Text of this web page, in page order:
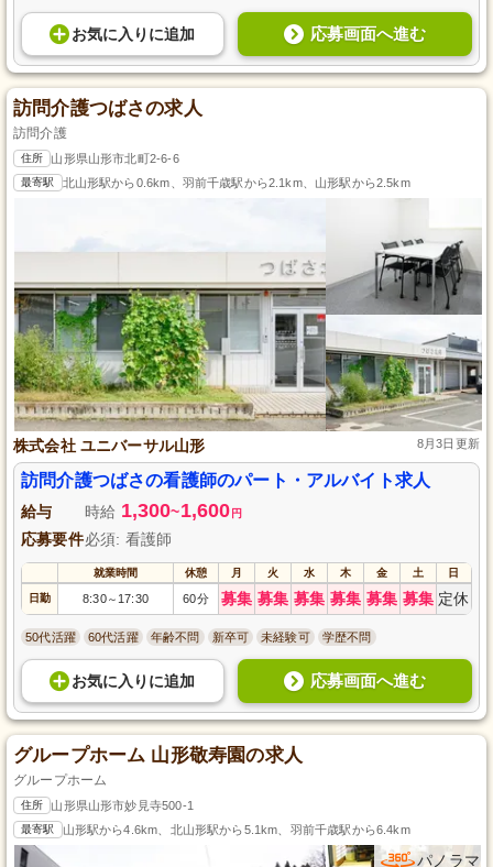
お気に入り に追加 応募画面へ進む
訪問介護つばさの求人
訪問介護
住所 山形県山形市北町2‐6-6
最寄駅 北山形駅から0.6km、羽前千歳駅から2.1km、山形駅から2.5km
株式会社 ユニバーサル山形 8月3日更新
訪問介護つばさの看護師のパート・アルバイト求人
給与 時給 1,300~1,600 円
応募要件必須: 看護師
就業時間 休憩 月 火 水 木 金 土 日
日勤 8:30～ 17:30 60分 募集 募集 募集 募集 募集 募集 定休
50代活躍 60代活躍 年齢不問 新卒可 未経験可 学歴不問
お気に入り に追加 応募画面へ進む
グループホーム 山形敬寿園の求人
グループホーム
住所 山形県山形市妙見寺500-1
最寄駅 山形駅から4.6km、北山形駅から5.1km、羽前千歳駅から6.4km
パノラマ